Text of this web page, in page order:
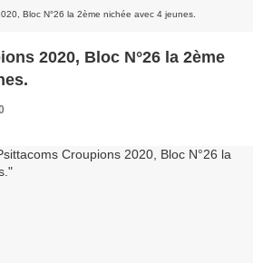
Bloc N°26 la 2ème nichée avec 4 jeunes.
2020, Bloc N°26 la 2ème